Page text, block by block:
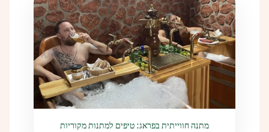
מתנה חווייתית בפראג: טיפים למתנות מקוריות